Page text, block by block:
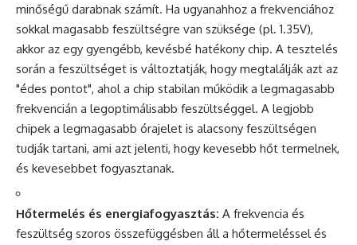
minőségű darabnak számít. Ha ugyanahhoz a frekvenciához
sokkal magasabb feszültségre van szüksége (pl. 1.35V),
akkor az egy gyengébb, kevésbé hatékony chip. A tesztelés
során a feszültséget is változtatják, hogy megtalálják azt az
"édes pontot", ahol a chip stabilan működik a legmagasabb
frekvencián a legoptimálisabb feszültséggel. A legjobb
chipek a legmagasabb órajelet is alacsony feszültségen
tudják tartani, ami azt jelenti, hogy kevesebb hőt termelnek,
és kevesebbet fogyasztanak.
Hőtermelés és energiafogyasztás: A frekvencia és
feszültség szoros összefüggésben áll a hőtermeléssel és